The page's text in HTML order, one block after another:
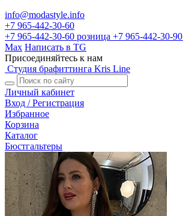
info@modastyle.info
+7 965-442-30-60
+7 965-442-30-60 розница +7 965-442-30-90
Max Написать в TG
Присоединяйтесь к нам
Студия брафиттинга Kris Line
Личный кабинет
Вход / Регистрация
Избранное
Корзина
Каталог
Бюстгальтеры